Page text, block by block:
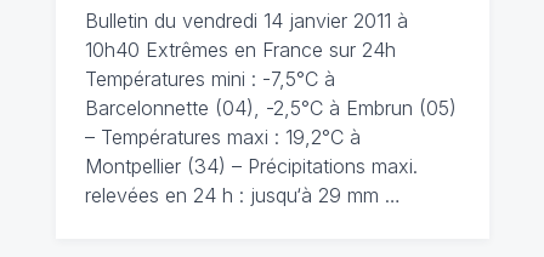
Bulletin du vendredi 14 janvier 2011 à
10h40 Extrêmes en France sur 24h
Températures mini : -7,5°C à
Barcelonnette (04), -2,5°C à Embrun (05)
– Températures maxi : 19,2°C à
Montpellier (34) – Précipitations maxi.
relevées en 24 h : jusqu‘à 29 mm …